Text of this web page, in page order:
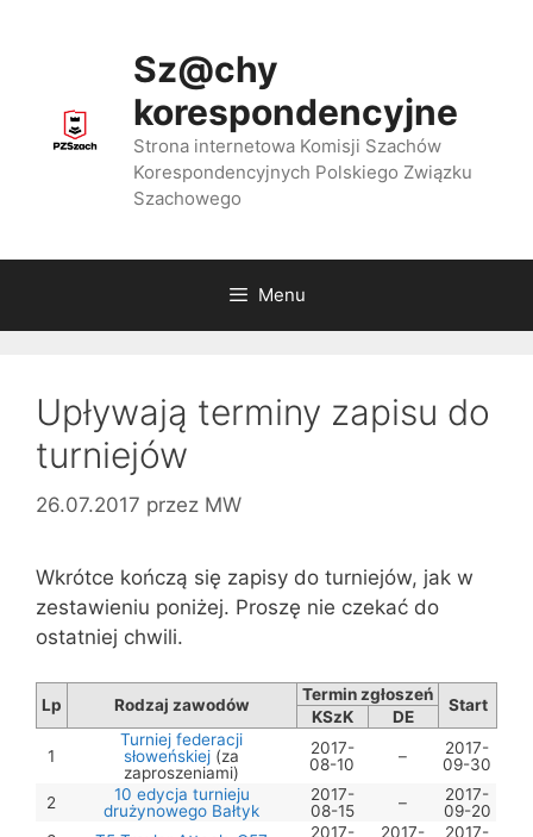
Sz@chy
korespondencyjne
Strona internetowa Komisji Szachów
Korespondencyjnych Polskiego Związku
Szachowego
Menu
Upływają terminy zapisu do
turniejów
26.07.2017 przez MW
Wkrótce kończą się zapisy do turniejów, jak w
zestawieniu poniżej. Proszę nie czekać do
ostatniej chwili.
Lp Rodzaj zawodów
Termin zgłoszeń
Start
KSzK DE
1
Turniej federacji
słoweńskiej (za
zaproszeniami)
2017-
08-10
–
2017-
09-30
2
10 edycja turnieju
drużynowego Bałtyk
2017-
08-15
–
2017-
09-20
2017-
2017-
2017-